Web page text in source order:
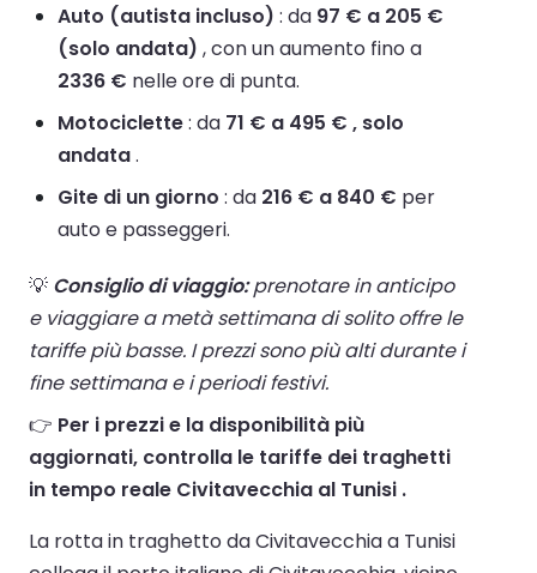
Auto (autista incluso) : da 97 € a 205 €
(solo andata) , con un aumento fino a
2336 € nelle ore di punta.
Motociclette: da 71 € a 495 € , solo
andata.
Gite di un giorno : da 216 € a 840 € per
auto e passeggeri.
💡 Consiglio di viaggio:prenotare in anticipo
e viaggiare a metà settimana di solito offre le
tariffe più basse. I prezzi sono più alti durante i
fine settimana e i periodi festivi.
👉 Per i prezzi e la disponibilità più
aggiornati, controlla le tariffe dei traghetti
in tempo reale Civitavecchia al Tunisi .
La rotta in traghetto da Civitavecchia a Tunisi